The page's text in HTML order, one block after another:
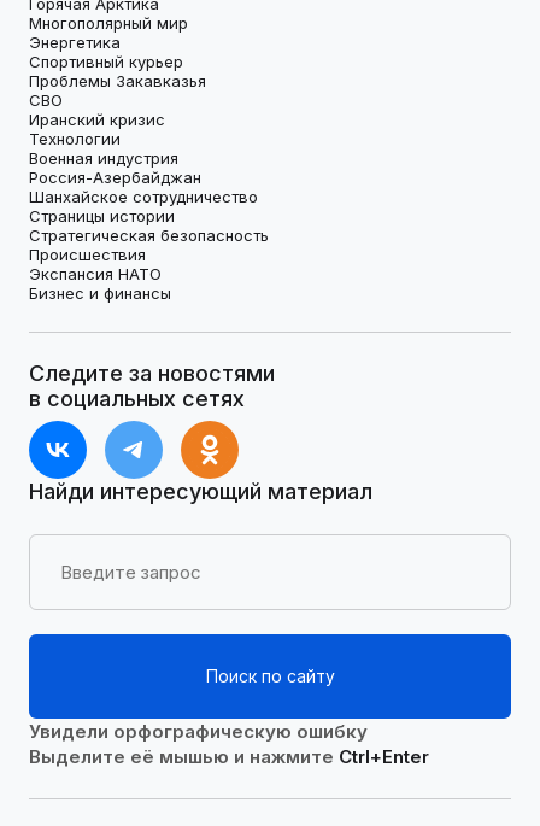
Горячая Арктика
Многополярный мир
Энергетика
Спортивный курьер
Проблемы Закавказья
СВО
Иранский кризис
Технологии
Военная индустрия
Россия-Азербайджан
Шанхайское сотрудничество
Страницы истории
Стратегическая безопасность
Происшествия
Экспансия НАТО
Бизнес и финансы
Следите за новостями
в социальных сетях
Найди интересующий материал
Поиск по сайту
Увидели орфографическую ошибку
Выделите её мышью и нажмите Ctrl+Enter